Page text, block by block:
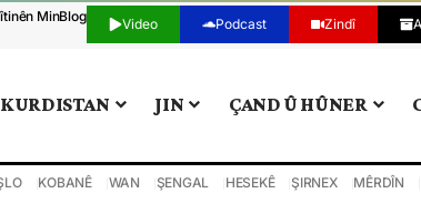
MinBlog Video Podcast Zindî
KURDISTAN JIN ÇAND Û HÛNER
KOBANÊ WAN ŞENGAL HESEKÊ ŞIRNEX MÊRDÎN